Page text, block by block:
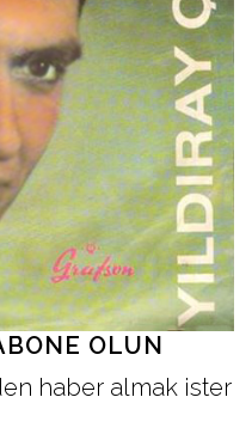
OLUN
haber almak ister